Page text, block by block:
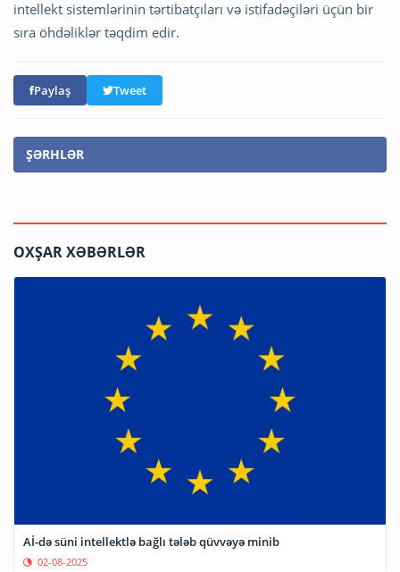
intellekt sistemlərinin tərtibatçıları və istifadəçiləri üçün bir
sıra öhdəliklər təqdim edir.
Paylaş Tweet
ŞƏRHLƏR
OXŞAR XƏBƏRLƏR
Aİ-də süni intellektlə bağlı tələb qüvvəyə minib
02-08-2025